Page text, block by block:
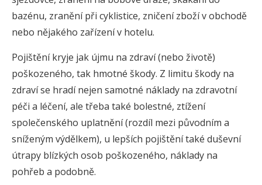
bazénu, zranění při cyklistice, zničení zboží v obchodě
nebo nějakého zařízení v hotelu.
Pojištění kryje jak újmu na zdraví (nebo životě)
poškozeného, tak hmotné škody. Z limitu škody na
zdraví se hradí nejen samotné náklady na zdravotní
péči a léčení, ale třeba také bolestné, ztížení
společenského uplatnění (rozdíl mezi původním a
sníženým výdělkem), u lepších pojištění také duševní
útrapy blízkých osob poškozeného, náklady na
pohřeb a podobně.